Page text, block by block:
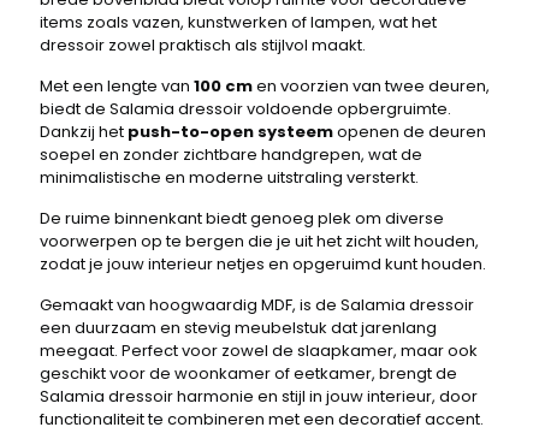
items zoals vazen, kunstwerken of lampen, wat het
dressoir zowel praktisch als stijlvol maakt.
Met een lengte van 100 cmen voorzien van twee deuren,
biedt de Salamia dressoir voldoende opbergruimte.
Dankzij het push-to-open systeemopenen de deuren
soepel en zonder zichtbare handgrepen, wat de
minimalistische en moderne uitstraling versterkt.
De ruime binnenkant biedt genoeg plek om diverse
voorwerpen op te bergen die je uit het zicht wilt houden,
zodat je jouw interieur netjes en opgeruimd kunt houden.
Gemaakt van hoogwaardig MDF, is de Salamia dressoir
een duurzaam en stevig meubelstuk dat jarenlang
meegaat. Perfect voor zowel de slaapkamer, maar ook
geschikt voor de woonkamer of eetkamer, brengt de
Salamia dressoir harmonie en stijl in jouw interieur, door
functionaliteit te combineren met een decoratief accent.